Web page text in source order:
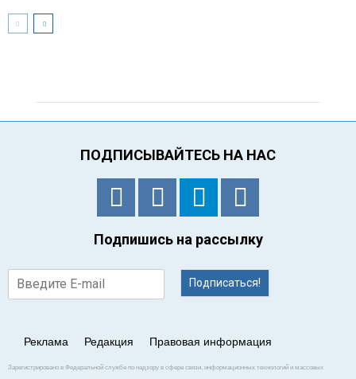
ПОДПИСЫВАЙТЕСЬ НА НАС
Подпишись на рассылку
Подписаться!
Реклама Редакция Правовая информация
Зарегистрировано в Федеральной службе по надзору в сфере связи, информационных технологий и массовых